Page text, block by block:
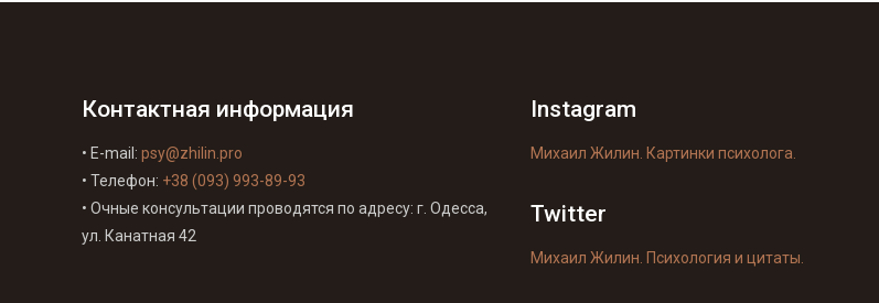
Контактная информация
• E-mail:psy@zhilin.pro
• Телефон: +38 (093) 993-89-93
• Очные консультации проводятся по адресу: г. Одесса,
ул. Канатная 42
Instagram
Михаил Жилин. Картинки психолога.
Twitter
Михаил Жилин. Психология и цитаты.